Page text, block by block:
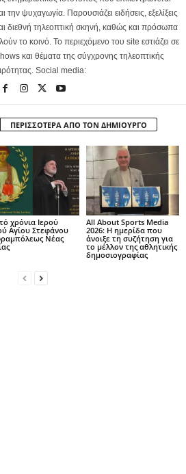
ψυχαγωγία. Παρουσιάζει ειδήσεις, εξελίξεις
διεθνή τηλεοπτική σκηνή, καθώς και πρόσωπα
το κοινό. Το περιεχόμενο του site εστιάζει σε
και θέματα της σύγχρονης τηλεοπτικής
Social media:
ΠΕΡΙΣΣΟΤΕΡΑ ΑΠΟ ΤΟΝ ΔΗΜΙΟΥΡΓΟ
χρόνια Ιερού
Αγίου Στεφάνου
Νέας
All About Sports Media
2026: Η ημερίδα που
άνοιξε τη συζήτηση για
το μέλλον της αθλητικής
δημοσιογραφίας